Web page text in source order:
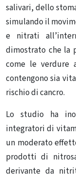
salivari, dello
simulando il
e nitrati
dimostrato che la
come le verdure
contengono sia
rischio di cancro.
Lo studio ha
integratori di
un moderato
prodotti di
derivante da